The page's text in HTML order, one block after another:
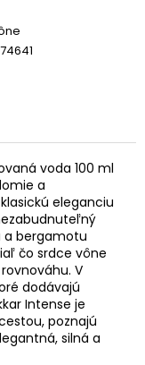
voda 100 ml
a
eleganciu
a bergamotu
čo srdce vône
V
dodávajú
Intense je
poznajú
silná a